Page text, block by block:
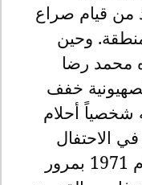
من قيام صراع
وحين
محمد رضا
خفف
شخصياً أحلام
الاحتفال
الشهير في تشرين الأول عام 1971 بمرور